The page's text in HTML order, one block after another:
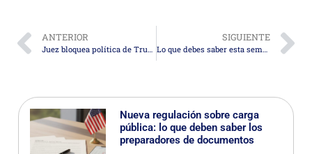
ANTERIOR
Juez bloquea política de Trump que buscaba trasladar a jóvenes migrantes a centros para adultos al cumplir 18 años
SIGUIENTE
Lo que debes saber esta semana en migración
Nueva regulación sobre carga
pública: lo que deben saber los
preparadores de documentos